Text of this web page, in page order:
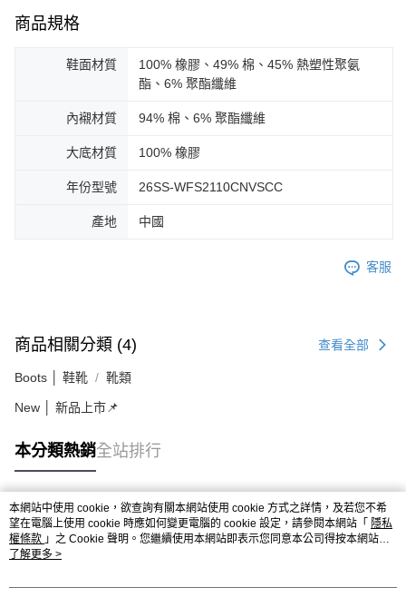
商品規格
鞋面材質
100% 橡膠、49% 棉、45% 熱塑性聚氨
酯、6% 聚酯纖維
內襯材質 94% 棉、6% 聚酯纖維
大底材質 100% 橡膠
年份型號 26SS-WFS2110CNVSCC
產地 中國
客服
商品相關分類 (4) 查看全部
Boots │ 鞋靴 靴類
New │ 新品上市📌
本分類熱銷全站排行
熱門標籤
本網站中使用 cookie，欲查詢有關本網站使用 cookie 方式之詳情，及若您不希
望在電腦上使用 cookie 時應如何變更電腦的 cookie 設定，請參閱本網站「 隱私
權條款 」之 Cookie 聲明。您繼續使用本網站即表示您同意本公司得按本網站使
用條款之 Cookie 聲明使用 cookie。
了解更多 >